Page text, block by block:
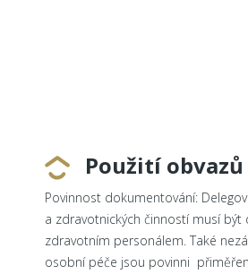
Použití obvazů
Povinnost dokumentování:
a zdravotnických činností musí
zdravotním personálem. Také
osobní péče jsou povinni